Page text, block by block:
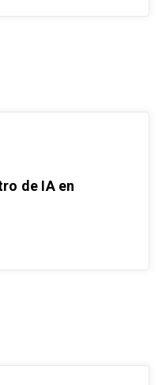
de IA en